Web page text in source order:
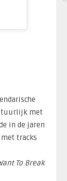
met
in de jaren
tracks
To Break